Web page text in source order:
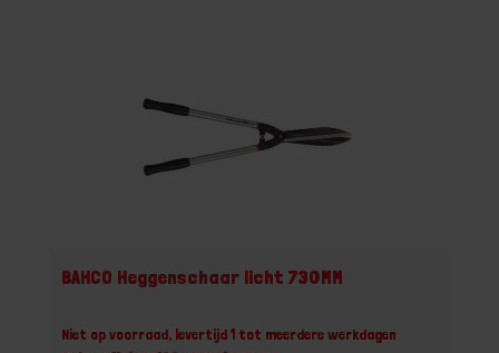
BAHCO Heggenschaar licht 730MM
Niet op voorraad, levertijd 1 tot meerdere werkdagen